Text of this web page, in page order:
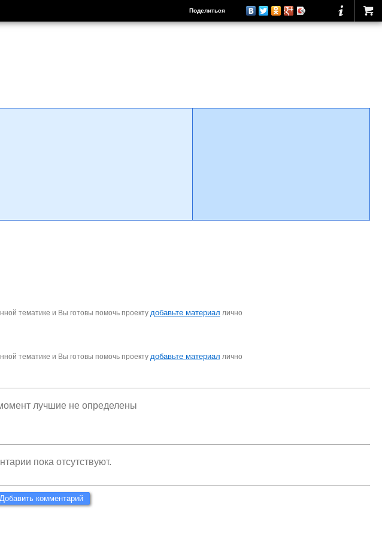
Поделиться
тематике и Вы готовы помочь проекту добавьте материал лично
тематике и Вы готовы помочь проекту добавьте материал лично
лучшие не определены
пока отсутствуют.
Добавить комментарий